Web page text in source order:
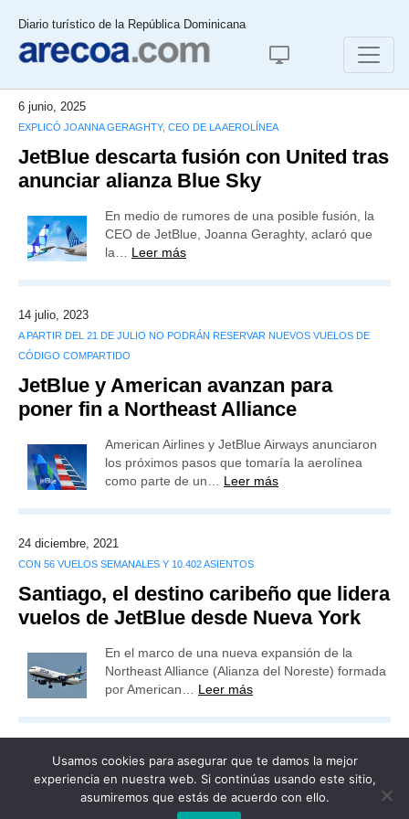
Diario turístico de la República Dominicana
6 junio, 2025
EXPLICÓ JOANNA GERAGHTY, CEO DE LA AEROLÍNEA
JetBlue descarta fusión con United tras
anunciar alianza Blue Sky
En medio de rumores de una posible fusión, la
CEO de JetBlue, Joanna Geraghty, aclaró que
la… Leer más
14 julio, 2023
A PARTIR DEL 21 DE JULIO NO PODRÁN RESERVAR NUEVOS VUELOS DE
CÓDIGO COMPARTIDO
JetBlue y American avanzan para
poner fin a Northeast Alliance
American Airlines y JetBlue Airways anunciaron
los próximos pasos que tomaría la aerolínea
como parte de un… Leer más
24 diciembre, 2021
CON 56 VUELOS SEMANALES Y 10.402 ASIENTOS
Santiago, el destino caribeño que lidera
vuelos de JetBlue desde Nueva York
En el marco de una nueva expansión de la
Northeast Alliance (Alianza del Noreste) formada
por American… Leer más
Usamos cookies para asegurar que te damos la mejor
experiencia en nuestra web. Si continúas usando este sitio,
asumiremos que estás de acuerdo con ello.
Publicidad Redacción Contacto